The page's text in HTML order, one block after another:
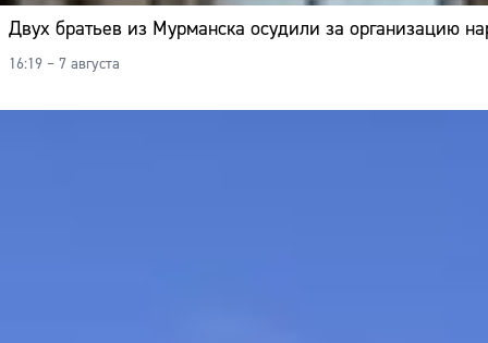
Двух братьев из Мурманска осудили за организацию
16:19 – 7 августа